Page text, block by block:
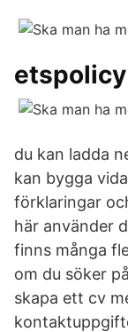
du kan ladda
kan bygga
förklaringar
här använder
finns många
om du söker
skapa ett cv